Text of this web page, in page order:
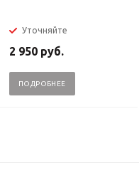
Уточняйте
2 950 руб.
ПОДРОБНЕЕ